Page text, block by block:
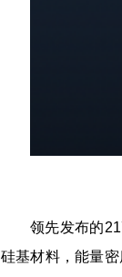
领先发布的
硅基材料，能量